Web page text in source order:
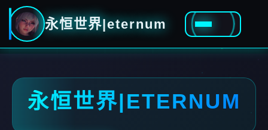
永恒世界|eternum
永恒世界|ETERNUM